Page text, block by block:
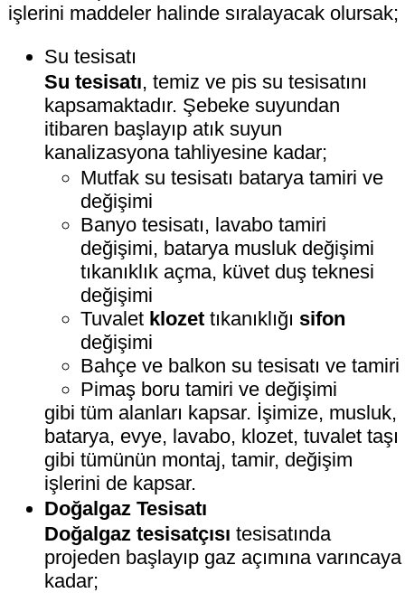
işlerini maddeler halinde sıralayacak olursak;
Su tesisatı
Su tesisatı, temiz ve pis su tesisatını
kapsamaktadır. Şebeke suyundan
itibaren başlayıp atık suyun
kanalizasyona tahliyesine kadar;
Mutfak su tesisatı batarya tamiri ve
değişimi
Banyo tesisatı, lavabo tamiri
değişimi, batarya musluk değişimi
tıkanıklık açma, küvet duş teknesi
değişimi
Tuvalet klozet tıkanıklığı sifon
değişimi
Bahçe ve balkon su tesisatı ve tamiri
Pimaş boru tamiri ve değişimi
gibi tüm alanları kapsar. İşimize, musluk,
batarya, evye, lavabo, klozet, tuvalet taşı
gibi tümünün montaj, tamir, değişim
işlerini de kapsar.
Doğalgaz Tesisatı
Doğalgaz tesisatçısı tesisatında
projeden başlayıp gaz açımına varıncaya
kadar;